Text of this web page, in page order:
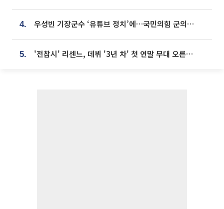
4. 우성빈 기장군수 ‘유튜브 정치’에…국민의힘 군의원들 집단 반발
5. '전참시' 리센느, 데뷔 '3년 차' 첫 연말 무대 오른다⋯"그동안 섭외 안 와"